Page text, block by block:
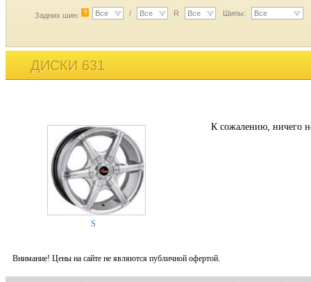
Задних шин: ? Все / Все R Все Шипы: Все
ДИСКИ 631
S
К сожалению, ничего
Внимание! Цены на сайте не являются публичной офертой.